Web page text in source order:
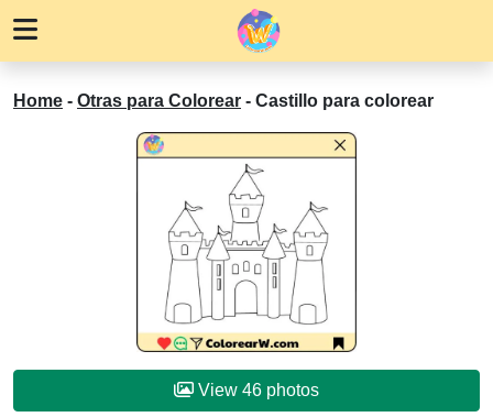
Home - Otras para Colorear - Castillo para colorear
View 46 photos